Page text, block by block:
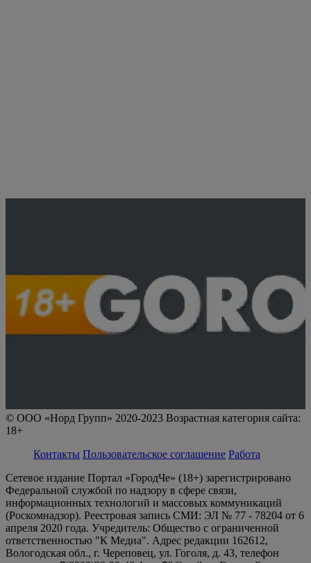
© ООО «Норд Групп» 2020-2023 Возрастная категория сайта:
18+
Контакты Пользовательское соглашение Работа
Сетевое издание Портал «ГородЧе» (18+) зарегистрировано
Федеральной службой по надзору в сфере связи,
информационных технологий и массовых коммуникаций
(Роскомнадзор). Реестровая запись СМИ: ЭЛ № 77 - 78204 от 6
апреля 2020 года. Учредитель: Общество с ограниченной
ответственностью "К Медиа". Адрес редакции 162612,
Вологодская обл., г. Череповец, ул. Гоголя, д. 43, телефон